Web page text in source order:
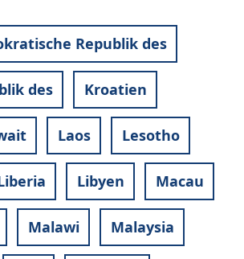
Republik des
des Kroatien
Laos Lesotho
Libyen Macau
Malawi Malaysia